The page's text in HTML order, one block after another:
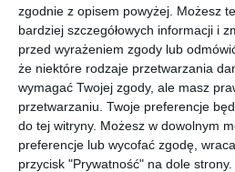
zgodnie z opisem powyżej. Możesz
bardziej szczegółowych informacji i
przed wyrażeniem zgody lub
że niektóre rodzaje przetwarzania
wymagać Twojej zgody, ale masz
przetwarzaniu. Twoje preferencje
do tej witryny. Możesz w dowolnym
preferencje lub wycofać zgodę,
przycisk "Prywatność" na dole strony.
Aranżacja łazienki z wanną w
GADOM PROJEKT
DODAJ DO ULUBIONYCH
UDOSTĘPNIJ